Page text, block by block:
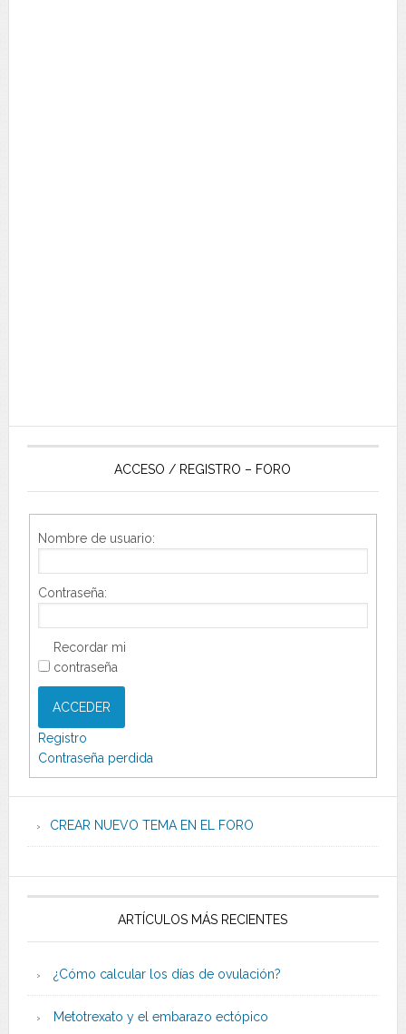
ACCESO / REGISTRO – FORO
Nombre de usuario:
Contraseña:
Recordar mi
contraseña
ACCEDER
Registro
Contraseña perdida
CREAR NUEVO TEMA EN EL FORO
ARTÍCULOS MÁS RECIENTES
¿Cómo calcular los días de ovulación?
Metotrexato y el embarazo ectópico